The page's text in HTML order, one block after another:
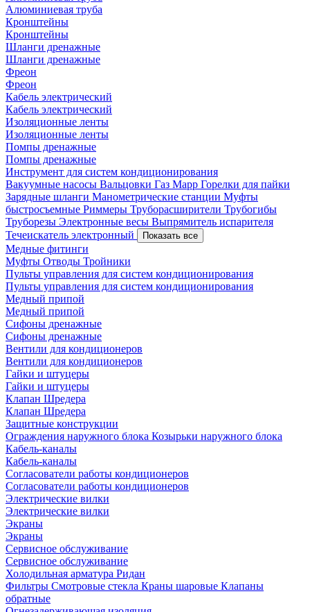
Алюминиевая труба
Кронштейны
Кронштейны
Шланги дренажные
Шланги дренажные
Фреон
Фреон
Кабель электрический
Кабель электрический
Изоляционные ленты
Изоляционные ленты
Помпы дренажные
Помпы дренажные
Инструмент для систем кондиционирования
Вакуумные насосы Вальцовки Газ Mapp Горелки для пайки
Зарядные шланги Манометрические станции Муфты
быстросъемные Риммеры Труборасширители Трубогибы
Труборезы Электронные весы Выпрямитель испарителя
Течеискатель электронный
Показать все
Медные фитинги
Муфты Отводы Тройники
Пульты управления для систем кондиционирования
Пульты управления для систем кондиционирования
Медный припой
Медный припой
Сифоны дренажные
Сифоны дренажные
Вентили для кондиционеров
Вентили для кондиционеров
Гайки и штуцеры
Гайки и штуцеры
Клапан Шредера
Клапан Шредера
Защитные конструкции
Ограждения наружного блока Козырьки наружного блока
Кабель-каналы
Кабель-каналы
Согласователи работы кондиционеров
Согласователи работы кондиционеров
Электрические вилки
Электрические вилки
Экраны
Экраны
Сервисное обслуживание
Сервисное обслуживание
Холодильная арматура Ридан
Фильтры Смотровые стекла Краны шаровые Клапаны
обратные